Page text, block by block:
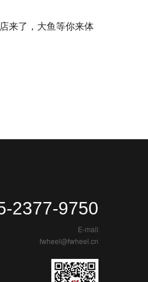
来了，大鱼等你来体
2377-9750
E-mail
fwheel@fwheel.cn